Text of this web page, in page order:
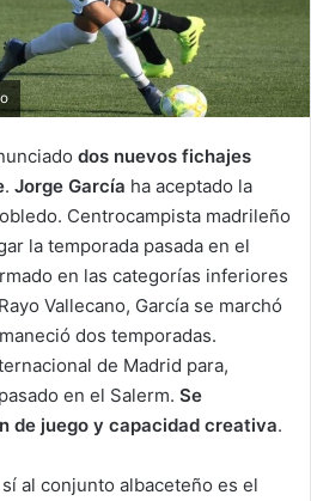
dos nuevos fichajes
. Jorge García ha aceptado la
Centrocampista madrileño
la temporada pasada en el
en las categorías inferiores
Vallecano, García se marchó
dos temporadas.
de Madrid para,
en el Salerm. Se
de juego y capacidad creativa.
al conjunto albaceteño es el